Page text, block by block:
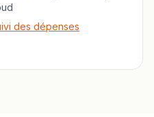
des dépenses